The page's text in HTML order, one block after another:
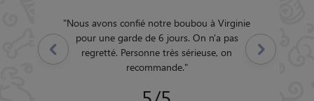
"Nous avons confié notre boubou à Virginie
pour une garde de 6 jours. On n'a pas
regretté. Personne très sérieuse, on
recommande."
Précédent Suivant